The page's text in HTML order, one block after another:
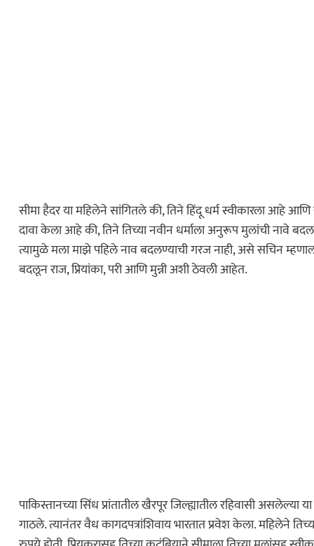
ताज्या बातम्या
सीमा हैदर या महिलेने सांगितले की, तिने हिंदू धर्म स्वीकारला आहे
दावा केला आहे की, तिने तिच्या नवीन धर्माला अनुरूप मुलांची नावे
त्यामुळे मला माझे पहिले नाव बदलण्याची गरज नाही, असे सचिन
बदलून राज, प्रियांका, परी आणि मुन्नी अशी ठेवली आहेत.
पाकिस्तानच्या सिंध प्रांतातील खैरपूर जिल्ह्यातील रहिवासी असलेल्या
गाठले. त्यानंतर वैध कागदपत्रांशिवाय भारतात प्रवेश केला. महिलेने